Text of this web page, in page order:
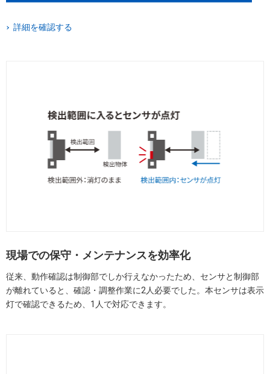
詳細を確認する
現場での保守・メンテナンスを効率化
従来、動作確認は制御部でしか行えなかったため、センサと制御部
が離れていると、確認・調整作業に2人必要でした。本センサは表示
灯で確認できるため、1人で対応できます。